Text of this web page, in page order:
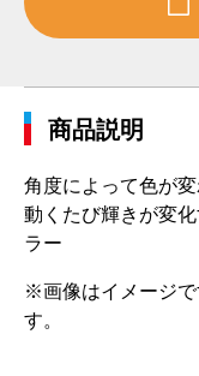
商品説明
角度によって色が
動くたび輝きが変
ラー
※画像はイメージで
す。